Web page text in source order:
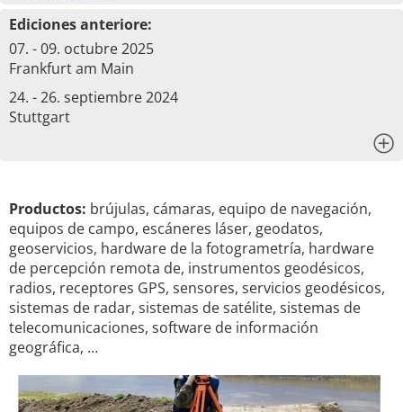
Ediciones anteriore:
07. - 09. octubre 2025
Frankfurt am Main
24. - 26. septiembre 2024
Stuttgart
Productos: brújulas, cámaras, equipo de navegación,
equipos de campo, escáneres láser, geodatos,
geoservicios, hardware de la fotogrametría, hardware
de percepción remota de, instrumentos geodésicos,
radios, receptores GPS, sensores, servicios geodésicos,
sistemas de radar, sistemas de satélite, sistemas de
telecomunicaciones, software de información
geográfica, …